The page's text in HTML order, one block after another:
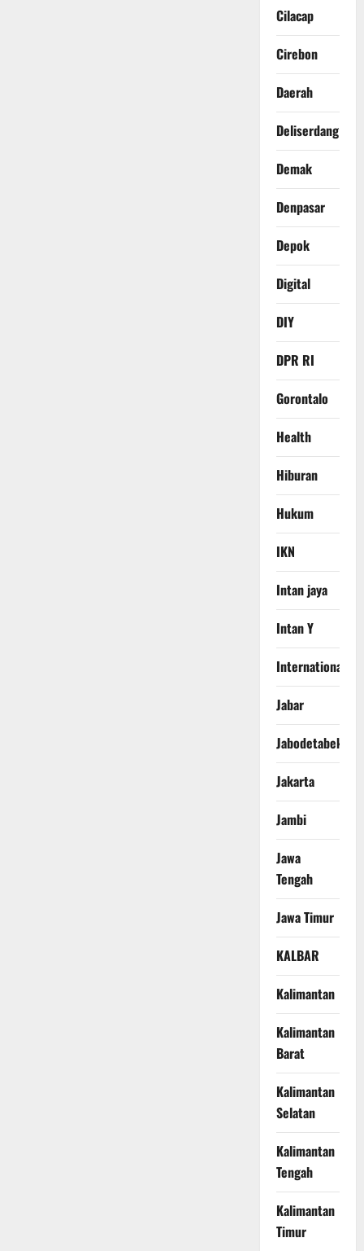
Cilacap
Cirebon
Daerah
Deliserdang
Demak
Denpasar
Depok
Digital
DIY
DPR RI
Gorontalo
Health
Hiburan
Hukum
IKN
Intan jaya
Intan Y
International
Jabar
Jabodetabek
Jakarta
Jambi
Jawa
Tengah
Jawa Timur
KALBAR
Kalimantan
Kalimantan
Barat
Kalimantan
Selatan
Kalimantan
Tengah
Kalimantan
Timur